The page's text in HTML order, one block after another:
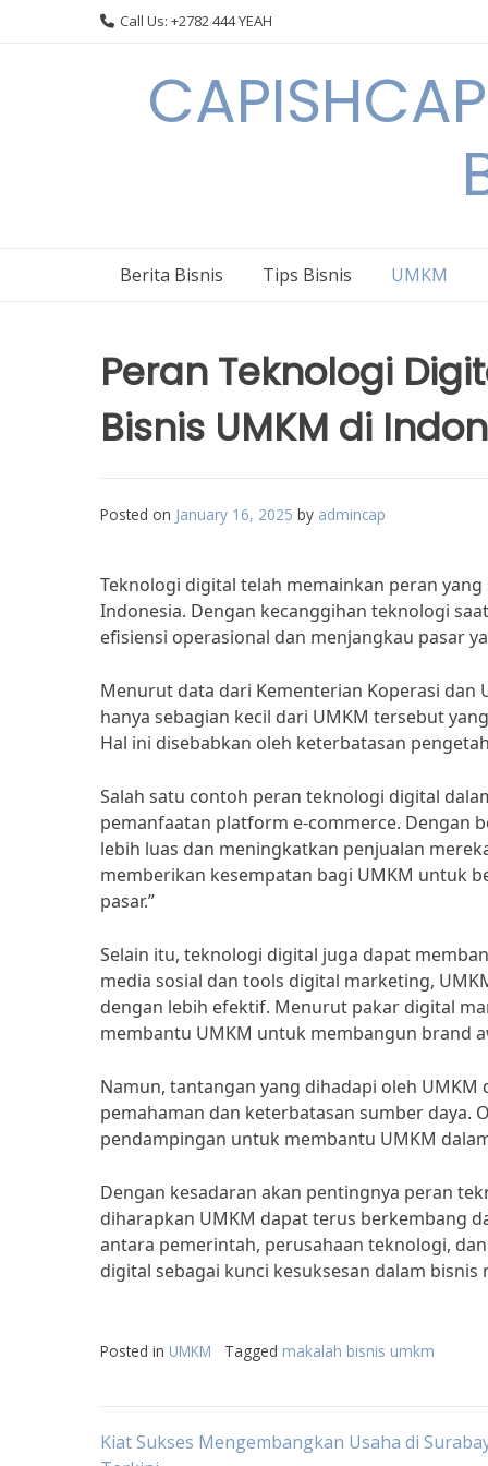
Call Us: +2782 444 YEAH
Berita Bisnis Tips Bisnis UMKM
Peran Teknologi
Bisnis UMKM di
Posted on January 16, 2025 by admincap
Teknologi digital telah memainkan peran
Indonesia. Dengan kecanggihan teknologi
efisiensi operasional dan menjangkau pasar
Menurut data dari Kementerian Koperasi dan
hanya sebagian kecil dari UMKM tersebut
Hal ini disebabkan oleh keterbatasan
Salah satu contoh peran teknologi digital
pemanfaatan platform e-commerce. Dengan
lebih luas dan meningkatkan penjualan
memberikan kesempatan bagi UMKM untuk
pasar.”
Selain itu, teknologi digital juga dapat
media sosial dan tools digital marketing,
dengan lebih efektif. Menurut pakar digital
membantu UMKM untuk membangun brand
Namun, tantangan yang dihadapi oleh
pemahaman dan keterbatasan sumber daya.
pendampingan untuk membantu UMKM
Dengan kesadaran akan pentingnya peran
diharapkan UMKM dapat terus berkembang
antara pemerintah, perusahaan teknologi,
digital sebagai kunci kesuksesan dalam bisnis
Posted in UMKM Tagged makalah bisnis umkm
Post
Kiat Sukses Mengembangkan Usaha di